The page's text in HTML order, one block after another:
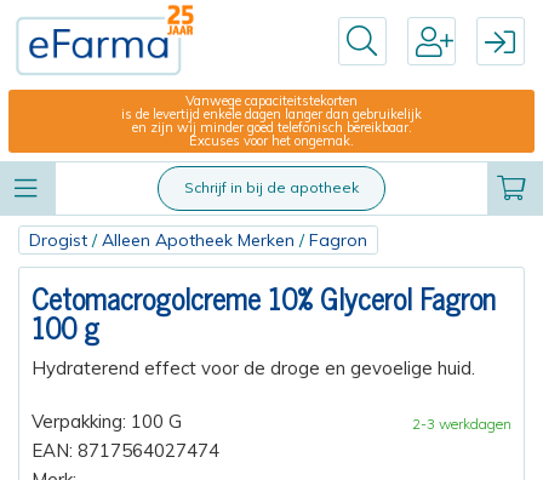
Vanwege capaciteitstekorten
is de levertijd enkele dagen langer dan gebruikelijk
en zijn wij minder goed telefonisch bereikbaar.
Excuses voor het ongemak.
Schrijf in bij de apotheek
Drogist /Alleen Apotheek Merken /Fagron
Cetomacrogolcreme 10% Glycerol Fagron
100 g
Hydraterend effect voor de droge en gevoelige huid.
Verpakking: 100 G
EAN: 8717564027474
2-3 werkdagen